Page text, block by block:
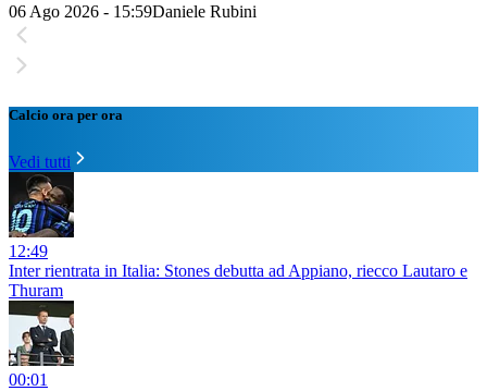
06 Ago 2026 - 15:59Daniele Rubini
Calcio ora per ora
Vedi tutti
12:49
Inter rientrata in Italia: Stones debutta ad Appiano, riecco Lautaro e
Thuram
00:01